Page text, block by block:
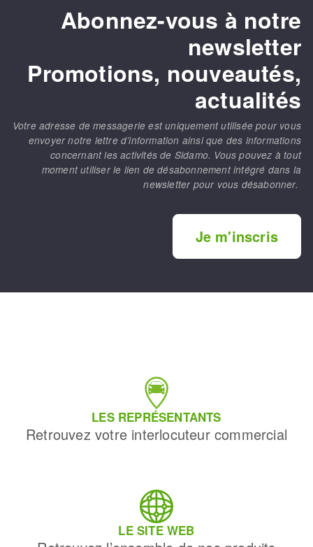
Abonnez-vous à notre
newsletter
Promotions, nouveautés,
actualités
Votre adresse de messagerie est uniquement utilisée pour vous
envoyer notre lettre d’information ainsi que des informations
concernant les activités de Sidamo. Vous pouvez à tout
moment utiliser le lien de désabonnement intégré dans la
newsletter pour vous désabonner.
Je m'inscris
LES REPRÉSENTANTS
Retrouvez votre interlocuteur commercial
LE SITE WEB